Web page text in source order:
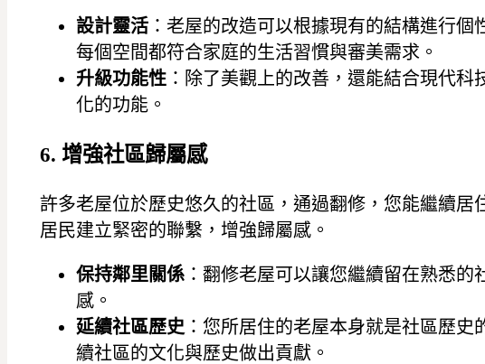
設計靈活 ：老屋的改造可以根據現有的結構進行
每個空間都符合家庭的生活習慣與審美需求。
升級功能性 ：除了美觀上的改善，還能結合現代
化的功能。
6. 增強社區歸屬感
許多老屋位於歷史悠久的社區，通過翻修，您能繼續
居民建立緊密的聯繫，增強歸屬感。
保持鄰里關係 ：翻修老屋可以讓您繼續留在熟悉
感。
延續社區歷史 ：您所居住的老屋本身就是社區歷
續社區的文化與歷史做出貢獻。